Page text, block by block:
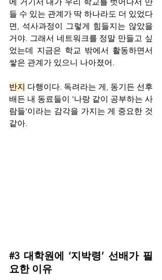
들 수 있는 관계가 딱 하나라도 더 있었다
면, 석사과정이 그렇게 힘들지는 않았을
거야. 그래서 네트워크를 정말 만들고 싶
었는데 지금은 학교 밖에서 활동하면서
쌓은 관계가 있으니 나아졌어.
반지 다행이다. 독려라는 게, 동기든 선후
배든 내 동료들이 '나랑 같이 공부하는 사
람들'이라는 감각을 가지는 게 중요한 것
같아.
#3 대학원에 ‘지박령’ 선배가 필
요한 이유